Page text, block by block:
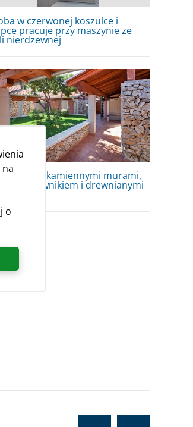
w czerwonej koszulce i
pracuje przy maszynie ze
nierdzewnej
z kamiennymi murami,
trawnikiem i drewnianymi
o